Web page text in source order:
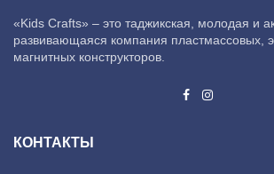
«Kids Crafts» – это таджикская, молодая и
развивающаяся компания пластмассовых,
магнитных конструкторов.
КОНТАКТЫ